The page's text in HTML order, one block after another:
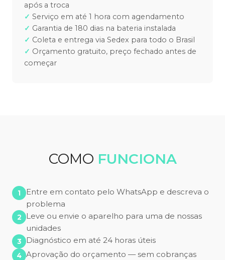
após a troca
Serviço em até 1 hora com agendamento
Garantia de 180 dias na bateria instalada
Coleta e entrega via Sedex para todo o Brasil
Orçamento gratuito, preço fechado antes de
começar
COMO FUNCIONA
Entre em contato pelo WhatsApp e descreva o
problema
Leve ou envie o aparelho para uma de nossas
unidades
Diagnóstico em até 24 horas úteis
Aprovação do orçamento — sem cobranças